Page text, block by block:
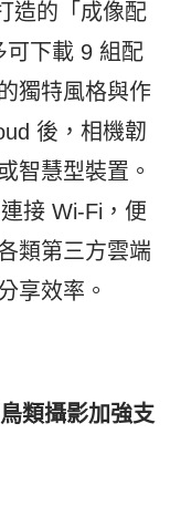
造的「成像配
可下載 9 組配
獨特風格與作
後，相機韌
智慧型裝置。
接 Wi-Fi，便
類第三方雲端
享效率。
類攝影加強支